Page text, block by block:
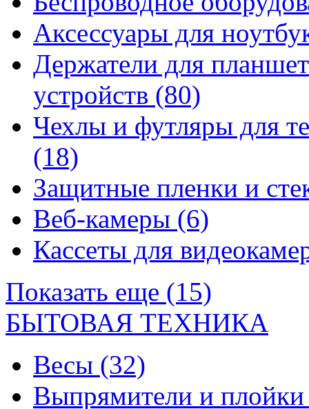
Аксессуары для
Держатели для
устройств (80)
Чехлы и футляры для
(18)
Защитные пленки и
Веб-камеры (6)
Кассеты для
Показать еще (15)
БЫТОВАЯ ТЕХНИКА
Весы (32)
Выпрямители и